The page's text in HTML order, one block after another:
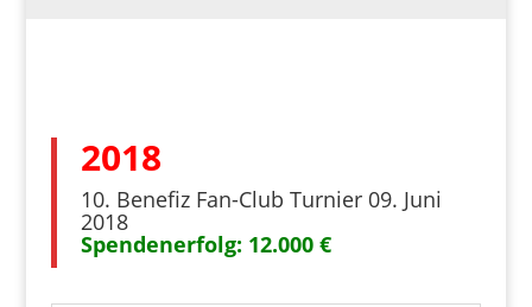
2018
10. Benefiz Fan-Club Turnier 09. Juni
2018
Spendenerfolg: 12.000 €